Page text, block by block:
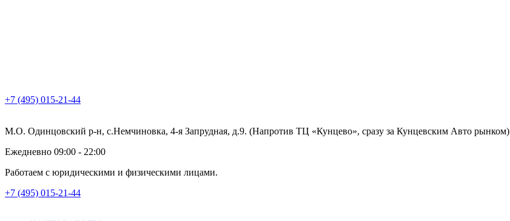
+7 (495) 015-21-44
М.О. Одинцовский р-н, с.Немчиновка, 4-я Запрудная, д.9. (Напротив ТЦ «Кунцево», сразу за Кунцевским Авто рынком)
Ежедневно 09:00 - 22:00
Работаем с юридическими и физическими лицами.
+7 (495) 015-21-44